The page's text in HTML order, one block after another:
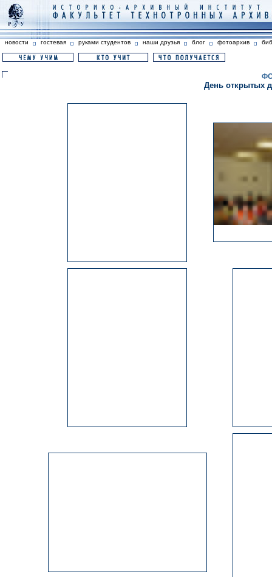
новости гостевая руками студентов наши друзья блог фотоархив
День открытых